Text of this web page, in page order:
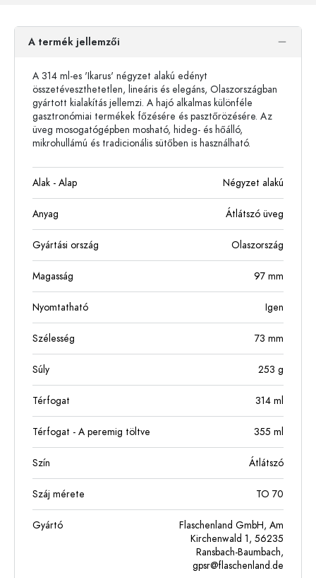
A termék jellemzői
A 314 ml-es 'Ikarus' négyzet alakú edényt
összetéveszthetetlen, lineáris és elegáns, Olaszországban
gyártott kialakítás jellemzi. A hajó alkalmas különféle
gasztronómiai termékek főzésére és pasztőrözésére. Az
üveg mosogatógépben mosható, hideg- és hőálló,
mikrohullámú és tradicionális sütőben is használható.
Alak - Alap Négyzet alakú
Anyag Átlátszó üveg
Gyártási ország Olaszország
Magasság 97 mm
Nyomtatható Igen
Szélesség 73 mm
Súly 253 g
Térfogat 314 ml
Térfogat - A peremig töltve 355 ml
Szín Átlátszó
Száj mérete TO 70
Gyártó
Flaschenland GmbH, Am
Kirchenwald 1, 56235
Ransbach-Baumbach,
gpsr@flaschenland.de